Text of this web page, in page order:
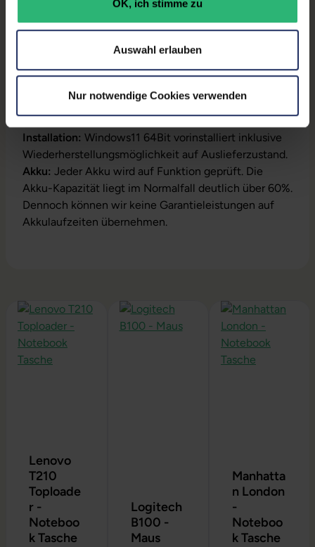
OK, ich stimme zu
Auswahl erlauben
Nur notwendige Cookies verwenden
Produktbeschreibung
Lieferumfang:Notebook, Netzteil, Akku,
dem Gehäuse oder die Lizenz ist bereits digital
hinterlegt)
Installation: Windows11 64Bit vorinstalliert inklusive
Wiederherstellungsmöglichkeit auf Auslieferzustand.
Akku: Jeder Akku wird auf Funktion geprüft. Die
Akku-Kapazität liegt im Normalfall deutlich über 60%.
Dennoch können wir keine Garantieleistungen auf
Akkulaufzeiten übernehmen.
Produktgalerie überspringen
Lenovo
T210
Toploade
r -
Noteboo
k Tasche
Logitech
B100 -
Maus
Manhatta
n London
-
Noteboo
k Tasche